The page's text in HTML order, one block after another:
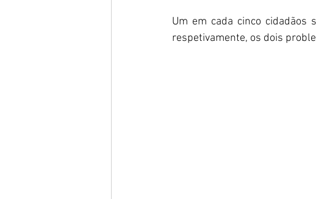
Um em cada cinco cidadãos
respetivamente, os dois